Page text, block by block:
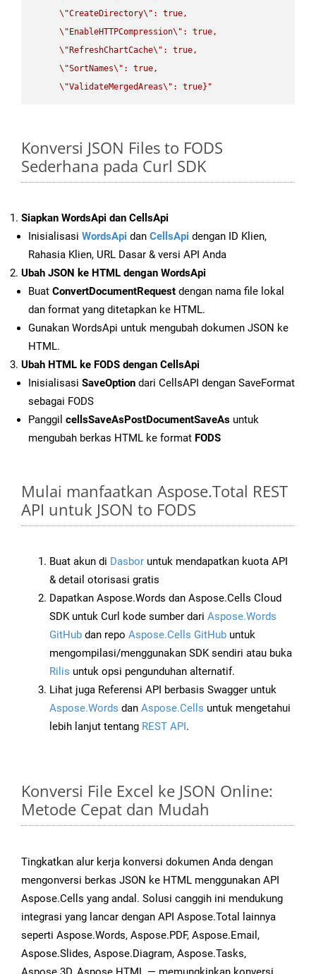
\"CreateDirectory\" : true,
\" EnableHTTPCompression\" : true,
\" RefreshChartCache\" : true,
\"SortNames\" : true,
\"ValidateMergedAreas\" : true}"
Konversi JSON Files to FODS
Sederhana pada Curl SDK
Siapkan WordsApi dan CellsApi
Inisialisasi WordsApi dan CellsApi dengan ID Klien,
Rahasia Klien, URL Dasar & versi API Anda
Ubah JSON ke HTML dengan WordsApi
Buat ConvertDocumentRequest dengan nama file lokal
dan format yang ditetapkan ke HTML.
Gunakan WordsApi untuk mengubah dokumen JSON ke
HTML.
Ubah HTML ke FODS dengan CellsApi
Inisialisasi SaveOption dari CellsAPI dengan SaveFormat
sebagai FODS
Panggil cellsSaveAsPostDocumentSaveAs untuk
mengubah berkas HTML ke format FODS
Mulai manfaatkan Aspose.Total REST
API untuk JSON to FODS
Buat akun di Dasbor untuk mendapatkan kuota API
& detail otorisasi gratis
Dapatkan Aspose.Words dan Aspose.Cells Cloud
SDK untuk Curl kode sumber dari Aspose.Words
GitHub dan repo Aspose.Cells GitHub untuk
mengompilasi/menggunakan SDK sendiri atau buka
Rilis untuk opsi pengunduhan alternatif.
Lihat juga Referensi API berbasis Swagger untuk
Aspose.Words dan Aspose.Cells untuk mengetahui
lebih lanjut tentang REST API.
Konversi File Excel ke JSON Online:
Metode Cepat dan Mudah
Tingkatkan alur kerja konversi dokumen Anda dengan
mengonversi berkas JSON ke HTML menggunakan API
Aspose.Cells yang andal. Solusi canggih ini mendukung
integrasi yang lancar dengan API Aspose.Total lainnya
seperti Aspose.Words, Aspose.PDF, Aspose.Email,
Aspose.Slides, Aspose.Diagram, Aspose.Tasks,